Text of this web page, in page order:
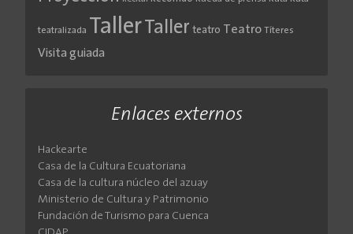
teatralizada Taller Taller teatro Teatro Títeres
Visita guiada
Enlaces externos
Hackearte
Casa de la Cultura Ecuatoriana
Casa de la cultura núcleo del azuay
Ministerio de Cultura y Patrimonio
Fundación de Turismo para Cuenca